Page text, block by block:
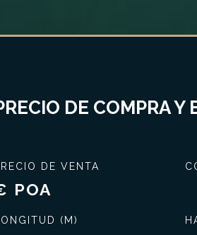
DE COMPRA Y
DE VENTA
POA
(M)